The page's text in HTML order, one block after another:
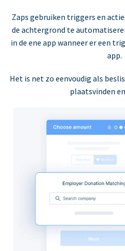
Zaps gebruiken triggers en
de achtergrond te
in de ene app wanneer er een
app.
Het is net zo eenvoudig als
plaatsvinden